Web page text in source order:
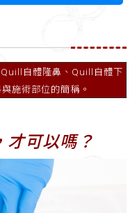
自體隆鼻、Quill自體下
施術部位的簡稱。
才可以嗎？